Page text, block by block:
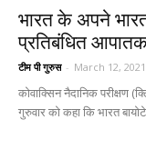
भारत के अपने
प्रतिबंधित
टीम पी गुरुस - March 12, 2021
कोवाक्सिन नैदानिक ​​परीक्षण
गुरुवार को कहा कि भारत